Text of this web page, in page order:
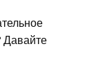
Давайте